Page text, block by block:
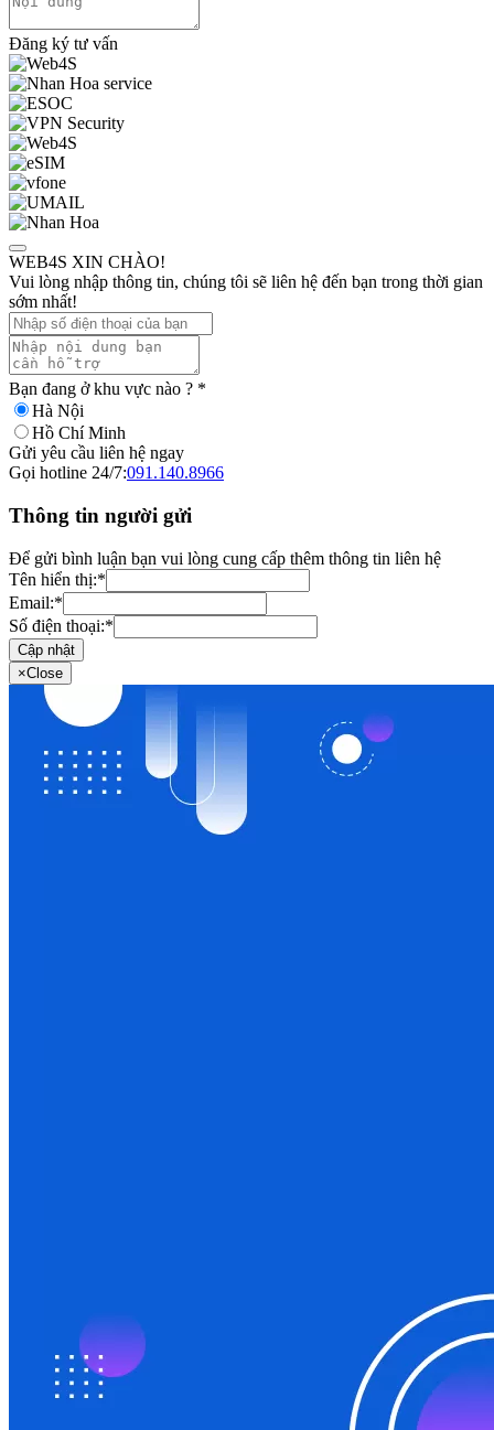
Đăng ký tư vấn
WEB4S XIN CHÀO!
Vui lòng nhập thông tin, chúng tôi sẽ liên hệ đến bạn trong thời gian
sớm nhất!
Bạn đang ở khu vực nào ? *
Hà Nội
Hồ Chí Minh
Gửi yêu cầu liên hệ ngay
Gọi hotline 24/7:091.140.8966
Thông tin người gửi
Để gửi bình luận bạn vui lòng cung cấp thêm thông tin liên hệ
Tên hiển thị:*
Email:*
Số điện thoại:*
Cập nhật
×Close